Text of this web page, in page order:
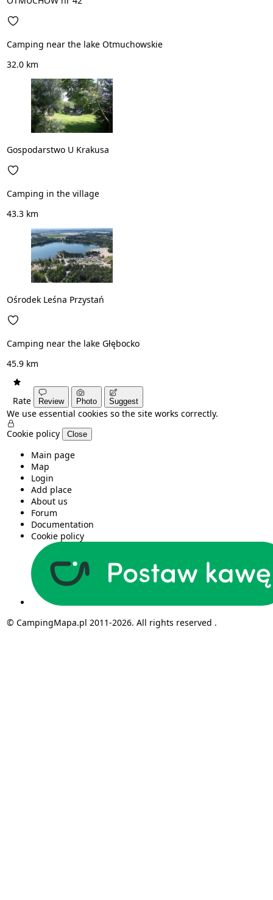
Camping near the lake Otmuchowskie
32.0 km
Gospodarstwo U Krakusa
Camping in the village
43.3 km
Ośrodek Leśna Przystań
Camping near the lake Głębocko
45.9 km
Rate Review Photo Suggest
We use essential cookies so the site works correctly.
Cookie policy
Close
Main page
Map
Login
Add place
About us
Forum
Documentation
Cookie policy
© CampingMapa.pl 2011-2026. All rights reserved .